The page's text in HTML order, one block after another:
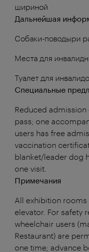
шириной
Дальнейшая
Собаки-поводыри
Места для
Туалет для
Специальные
Reduced
pass; one
users has free
vaccination
blanket/leader dog
one visit.
Примечания
All exhibition
elevator. For safety
wheelchair users
Restaurant) are
one time; advance